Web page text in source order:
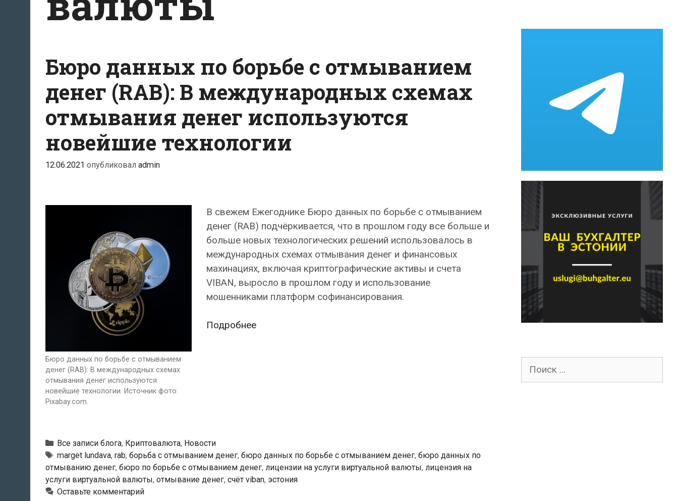
Бюро данных по борьбе с отмыванием
денег (RAB): В международных схемах
отмывания денег используются
новейшие технологии
12.06.2021 опубликовал admin
Бюро данных по борьбе с отмыванием
денег (RAB): В международных схемах
отмывания денег используются
новейшие технологии. Источник фото:
Pixabay.com.
В свежем Ежегоднике Бюро данных по борьбе с отмыванием
денег (RAB) подчёркивается, что в прошлом году все больше и
больше новых технологических решений использовалось в
международных схемах отмывания денег и финансовых
махинациях, включая криптографические активы и счета
VIBAN, выросло в прошлом году и использование
мошенниками платформ софинансирования.
ПодробнееБюро
международных
схемах
отмывания
Рубрики
Все записи блога, Криптовалюта, Новости
Тэги
marget lundava, rab, борьба с отмыванием денег, бюро данных по борьбе с отмыванием денег, бюро данных по
отмыванию денег, бюро по борьбе с отмыванием денег, лицензии на услуги виртуальной валюты, лицензия на
услуги виртуальной валюты, отмывание денег, счёт viban, эстония
Оставьте комментарий
Поиск